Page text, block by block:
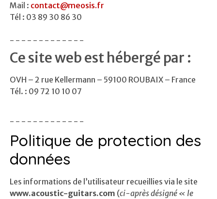
Mail : contact@meosis.fr
Tél : 03 89 30 86 30
- - - - - - - - - - - - -
Ce site web est hébergé par :
OVH – 2 rue Kellermann – 59100 ROUBAIX – France
Tél. : 09 72 10 10 07
- - - - - - - - - - - - -
Politique de protection des
données
Les informations de l’utilisateur recueillies via le site
www.acoustic-guitars.com (ci-après désigné « le